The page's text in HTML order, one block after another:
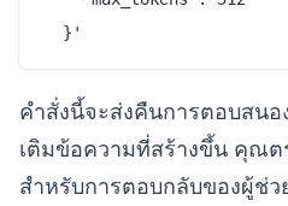
คำสั่งนี้จะส่งคืนการตอบสน
เติมข้อความที่สร้างขึ้น คุณต
สำหรับการตอบกลับของผู้ช่ว